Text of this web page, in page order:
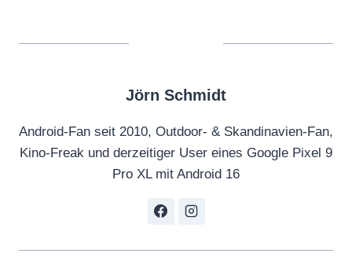
Jörn Schmidt
Android-Fan seit 2010, Outdoor- & Skandinavien-Fan,
Kino-Freak und derzeitiger User eines Google Pixel 9
Pro XL mit Android 16